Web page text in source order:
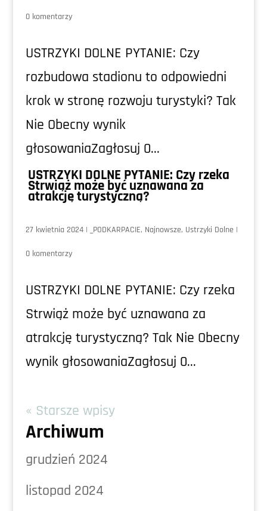
0 komentarzy
USTRZYKI DOLNE PYTANIE: Czy
rozbudowa stadionu to odpowiedni
krok w stronę rozwoju turystyki? Tak
Nie Obecny wynik
głosowaniaZagłosuj 0...
USTRZYKI DOLNE PYTANIE: Czy rzeka
Strwiąż może być uznawana za
atrakcję turystyczną?
27 kwietnia 2024| _PODKARPACIE, Najnowsze, Ustrzyki Dolne |
0 komentarzy
USTRZYKI DOLNE PYTANIE: Czy rzeka
Strwiąż może być uznawana za
atrakcję turystyczną? Tak Nie Obecny
wynik głosowaniaZagłosuj 0...
« Starsze wpisy
Archiwum
grudzień 2024
listopad 2024